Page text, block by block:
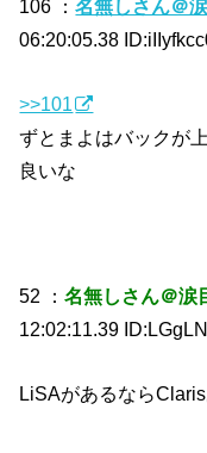
106 ：名無しさん＠涙
06:20:05.38
>>101
ずとまよはバックが
良いな
52 ：名無しさん＠涙
12:02:11.39
LiSAがあるなら